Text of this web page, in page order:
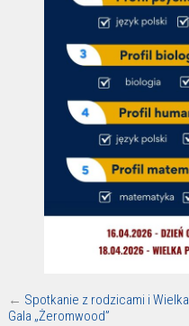
← Spotkanie z rodzicami i Wielka
Gala „Żeromwood”